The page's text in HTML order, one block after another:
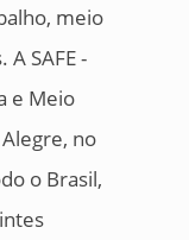
meio
SAFE -
e Meio
no
o Brasil,